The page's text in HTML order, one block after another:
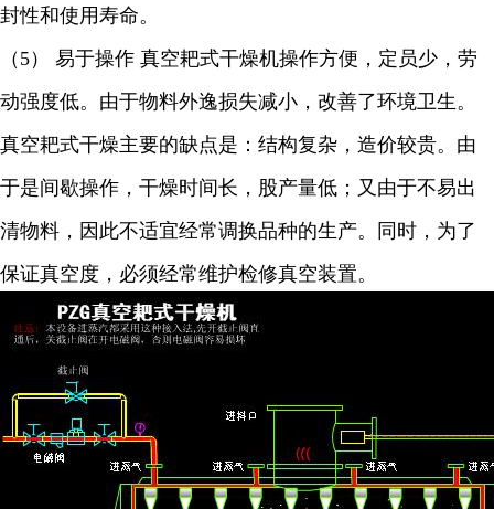
封性和使用寿命。
（ 5） 易于操作 真空耙式干燥机操作方便，定员少，劳
动强度低。由于物料外逸损失减小，改善了环境卫生。
真空耙式干燥主要的缺点是：结构复杂，造价较贵。由
于是间歇操作，干燥时间长，股产量低；又由于不易出
清物料，因此不适宜经常调换品种的生产。同时，为了
保证真空度，必须经常维护检修真空装置。